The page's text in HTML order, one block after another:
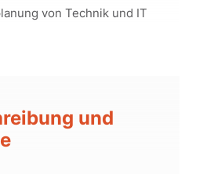
von Technik und IT
und